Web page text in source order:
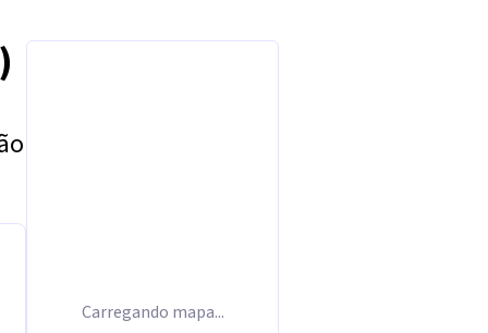
Carregando mapa...